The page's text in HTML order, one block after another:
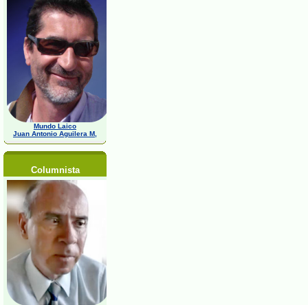
Mundo Laico
Juan Antonio Aguilera M,
Columnista